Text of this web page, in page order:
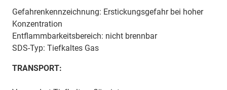
Gefahrenkennzeichnung: Erstickungsgefahr bei hoher
Konzentration
Entflammbarkeitsbereich: nicht brennbar
SDS-Typ: Tiefkaltes Gas
TRANSPORT: